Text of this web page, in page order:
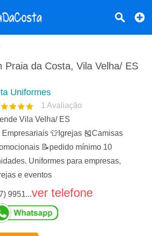
Praia da Costa, Vila Velha/ ES
Uniformes
1 Avaliação
Vila Velha/ ES
Empresariais 👕Igrejas 🎽Camisas
📝pedido mínimo 10
Uniformes para empresas,
e eventos
9951...ver telefone